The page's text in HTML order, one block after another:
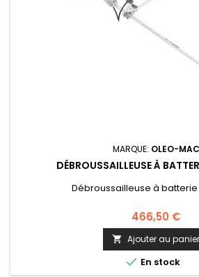
MARQUE: OLEO-MAC
DÉBROUSSAILLEUSE À
Débroussailleuse à batterie
466,50 €
 Ajouter au panier
 En stock